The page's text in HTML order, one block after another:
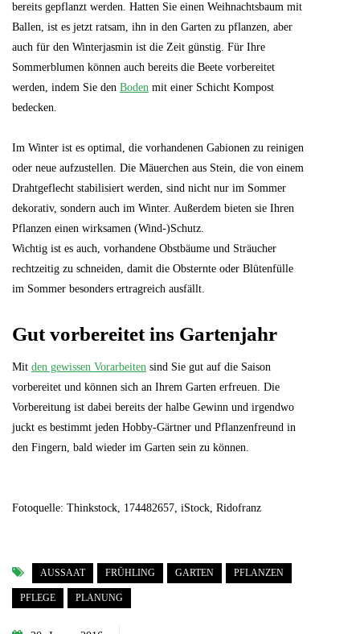
bereits gepflanzt werden. Hatten Sie einen Weihnachtsbaum mit
Ballen, ist es jetzt ratsam, ihn in den Garten zu pflanzen, aber
auch für den Winterjasmin ist die Zeit günstig. Für Ihre
Sommerblumen können auch bereits die Beete vorbereitet
werden, indem Sie den Boden mit einer Schicht Kompost
bedecken.
Im Winter ist es optimal, die vorhandenen Gabionen zu reinigen
oder neue aufzustellen. Die Mäuerchen aus Stein, die von einem
Drahtgeflecht stabilisiert werden, sind nicht nur im Sommer
dekorativ, sondern auch im Winter. Außerdem bieten sie Ihren
Pflanzen einen wirksamen (Wind-)Schutz.
Wichtig ist es auch, vorhandene Obstbäume und Sträucher
rechtzeitig zu schneiden, damit die Obsternte oder Blütenfülle
im Sommer besonders ertragreich ausfällt.
Gut vorbereitet ins Gartenjahr
Mit den gewissen Vorarbeiten sind Sie gut auf die Saison
vorbereitet und können sich an Ihrem Garten erfreuen. Die
Vorbereitung ist dabei bereits der halbe Gewinn und irgendwo
juckt es bestimmt jeden Hobby-Gärtner und Pflanzenfreund in
den Fingern, bald wieder im Garten sein zu können.
Fotoquelle: Thinkstock, 174482657, iStock, Ridofranz
AUSSAAT FRÜHLING GARTEN PFLANZEN
PFLEGE PLANUNG